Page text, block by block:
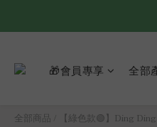
🎁會員專享 全部
全部商品 【綠色款🟢】Ding